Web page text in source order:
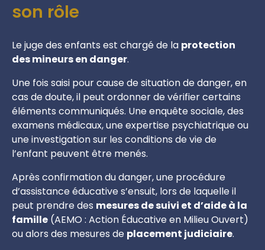
son rôle
Le juge des enfants est chargé de la protection
des mineurs en danger.
Une fois saisi pour cause de situation de danger, en
cas de doute, il peut ordonner de vérifier certains
éléments communiqués. Une enquête sociale, des
examens médicaux, une expertise psychiatrique ou
une investigation sur les conditions de vie de
l’enfant peuvent être menés.
Après confirmation du danger, une procédure
d’assistance éducative s’ensuit, lors de laquelle il
peut prendre des mesures de suivi et d’aide à la
famille (AEMO : Action Éducative en Milieu Ouvert)
ou alors des mesures de placement judiciaire.